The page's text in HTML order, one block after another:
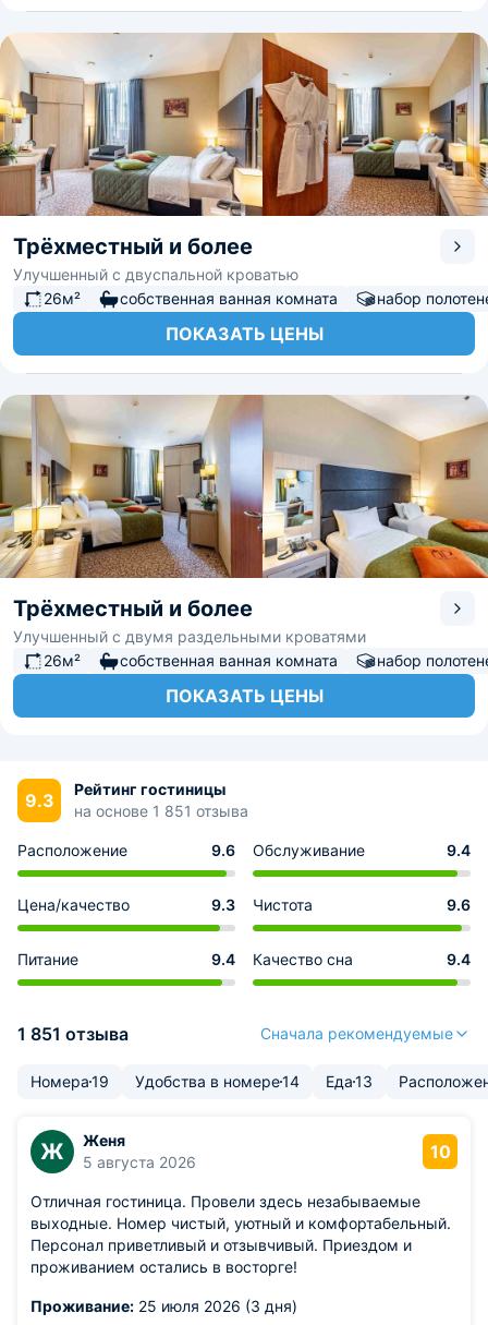
Трёхместный и более
Улучшенный с двуспальной кроватью
26м²
собственная ванная комната набор
ПОКАЗАТЬ ЦЕНЫ
Трёхместный и более
Улучшенный с двумя раздельными кроватями
26м²
собственная ванная комната набор
ПОКАЗАТЬ ЦЕНЫ
9.3
Рейтинг гостиницы
на основе 1 851 отзыва
Расположение 9.6 Обслуживание 9.4
Цена/качество 9.3 Чистота 9.6
Питание 9.4 Качество сна 9.4
1 851 отзыва Сначала рекомендуемые
Номера19 Удобства в номере14 Еда13
Ж
Женя
5 августа 2026
10
Отличная гостиница. Провели здесь незабываемые
выходные. Номер чистый, уютный и комфортабельный.
Персонал приветливый и отзывчивый. Приездом и
проживанием остались в восторге!
Проживание: 25 июля 2026 (3 дня)